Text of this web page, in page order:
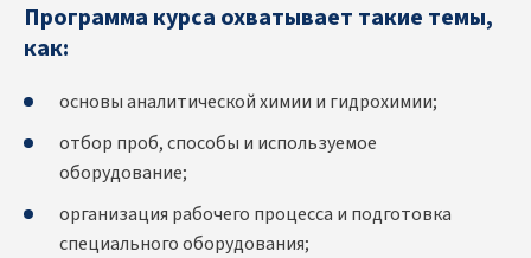
Программа курса охватывает такие темы,
как:
основы аналитической химии и гидрохимии;
отбор проб, способы и используемое
оборудование;
организация рабочего процесса и подготовка
специального оборудования;